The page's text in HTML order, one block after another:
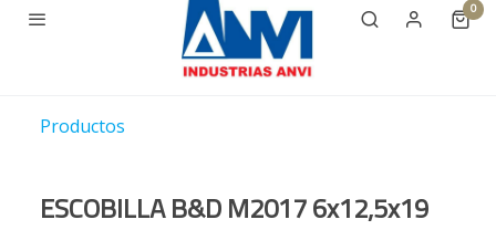
0
Productos
ESCOBILLA B&D M2017 6x12,5x19